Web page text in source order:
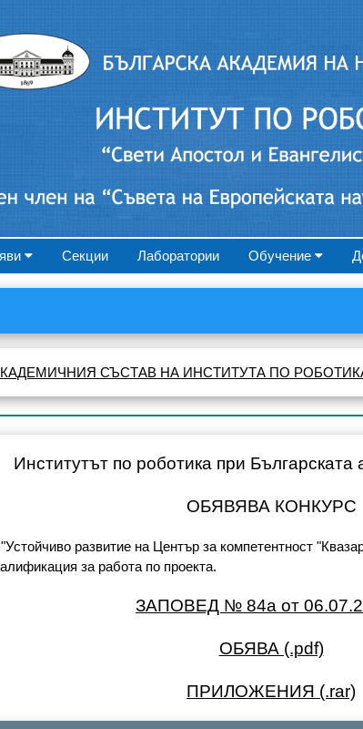
Секции Лаборатории Обучение
СЪСТАВ НА ИНСТИТУТА ПО
Институтът по роботика при Българската
ОБЯВЯВА КОНКУРС
развитие на Център за компетентност
за работа по проекта.
ЗАПОВЕД № 84а от
ОБЯВА (.pdf)
ПРИЛОЖЕНИЯ (.rar)